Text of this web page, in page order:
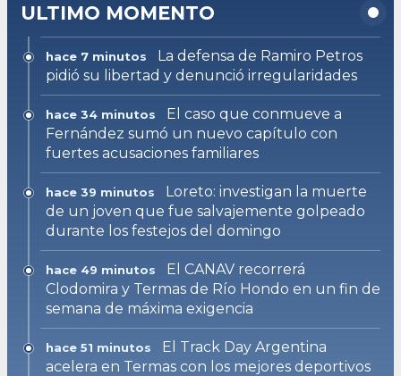
ULTIMO MOMENTO
hace 7 minutos
La defensa de Ramiro Petros
pidió su libertad y denunció irregularidades
hace 34 minutos
El caso que conmueve a
Fernández sumó un nuevo capítulo con
fuertes acusaciones familiares
hace 39 minutos
Loreto: investigan la muerte
de un joven que fue salvajemente golpeado
durante los festejos del domingo
hace 49 minutos
El CANAV recorrerá
Clodomira y Termas de Río Hondo en un fin de
semana de máxima exigencia
hace 51 minutos
El Track Day Argentina
acelera en Termas con los mejores deportivos